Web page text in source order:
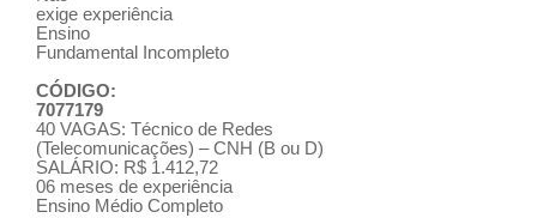
exige experiência
Ensino
Fundamental Incompleto
CÓDIGO:
7077179
40 VAGAS: Técnico de Redes
(Telecomunicações) – CNH (B ou D)
SALÁRIO: R$ 1.412,72
06 meses de experiência
Ensino Médio Completo